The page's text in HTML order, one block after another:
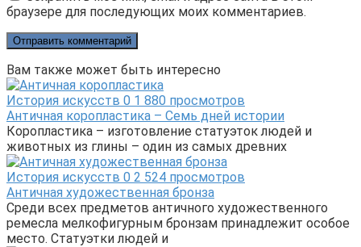
браузере для последующих моих комментариев.
Вам также может быть интересно
История искусств 0 1 880 просмотров
Античная коропластика – Семь дней истории
Коропластика – изготовление статуэток людей и
животных из глины – один из самых древних
История искусств 0 2 524 просмотров
Античная художественная бронза
Среди всех предметов античного художественного
ремесла мелкофигурным бронзам принадлежит особое
место. Статуэтки людей и